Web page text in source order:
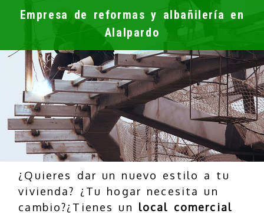
Empresa de reformas y albañilería en
Alalpardo
¿Quieres dar un nuevo estilo a tu
vivienda? ¿Tu hogar necesita un
cambio?¿Tienes un local comercial